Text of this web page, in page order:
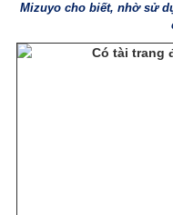
Mizuyo cho biết, nhờ sử